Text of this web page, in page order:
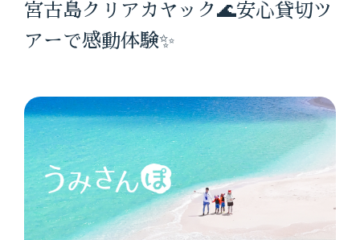
宮古島クリアカヤック🌊安心貸切ツ
アーで感動体験✨